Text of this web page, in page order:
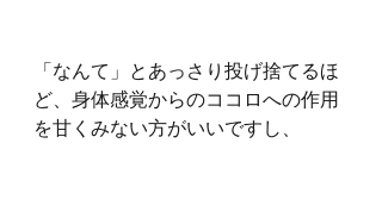
「なんて」とあっさり投げ捨てるほ
ど、身体感覚からのココロへの作用
を甘くみない方がいいですし、